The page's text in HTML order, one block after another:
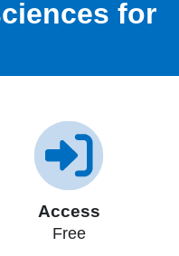
Access
Free